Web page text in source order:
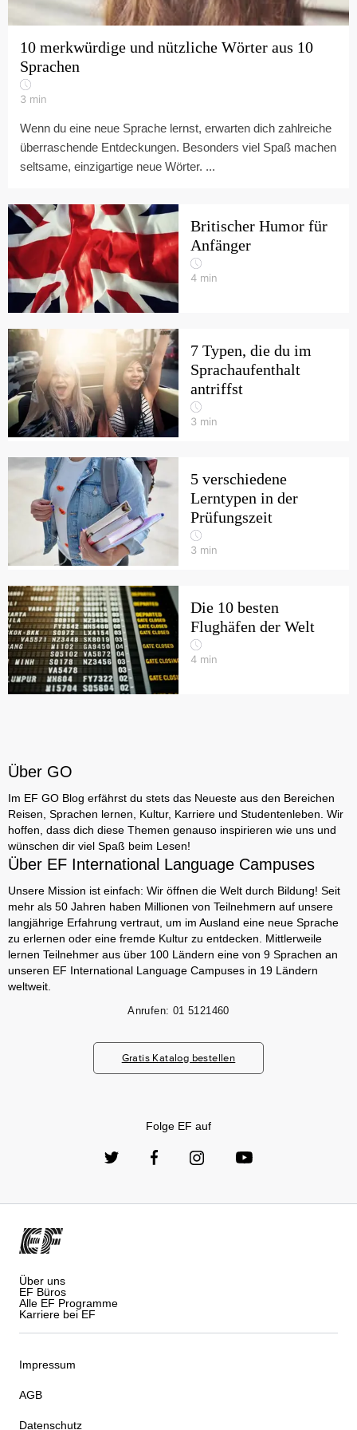
10 merkwürdige und nützliche Wörter aus 10
Sprachen
3 min
Wenn du eine neue Sprache lernst, erwarten dich zahlreiche
überraschende Entdeckungen. Besonders viel Spaß machen
seltsame, einzigartige neue Wörter. ...
Britischer Humor für
Anfänger
4 min
7 Typen, die du im
Sprachaufenthalt
antriffst
3 min
5 verschiedene
Lerntypen in der
Prüfungszeit
3 min
Die 10 besten
Flughäfen der Welt
4 min
Über GO
Im EF GO Blog erfährst du stets das Neueste aus den Bereichen
Reisen, Sprachen lernen, Kultur, Karriere und Studentenleben. Wir
hoffen, dass dich diese Themen genauso inspirieren wie uns und
wünschen dir viel Spaß beim Lesen!
Über EF International Language Campuses
Unsere Mission ist einfach: Wir öffnen die Welt durch Bildung! Seit
mehr als 50 Jahren haben Millionen von Teilnehmern auf unsere
langjährige Erfahrung vertraut, um im Ausland eine neue Sprache
zu erlernen oder eine fremde Kultur zu entdecken. Mittlerweile
lernen Teilnehmer aus über 100 Ländern eine von 9 Sprachen an
unseren EF International Language Campuses in 19 Ländern
weltweit.
Anrufen: 01 5121460
Gratis Katalog bestellen
Folge EF auf
Über uns
EF Büros
Alle EF Programme
Karriere bei EF
Impressum
AGB
Datenschutz